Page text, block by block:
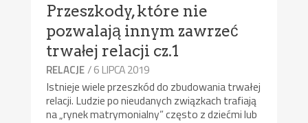
Przeszkody, które nie
pozwalają innym zawrzeć
trwałej relacji cz.1
RELACJE/ 6 LIPCA 2019
Istnieje wiele przeszkód do zbudowania trwałej
relacji. Ludzie po nieudanych związkach trafiają
na „rynek matrymonialny” często z dziećmi lub